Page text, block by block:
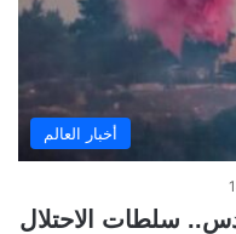
أخبار العالم
سلطات الاحتلال